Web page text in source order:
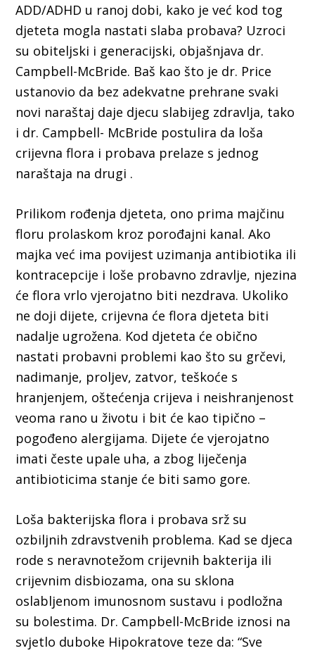
ADD/ADHD u ranoj dobi, kako je već kod tog
djeteta mogla nastati slaba probava? Uzroci
su obiteljski i generacijski, objašnjava dr.
Campbell-McBride. Baš kao što je dr. Price
ustanovio da bez adekvatne prehrane svaki
novi naraštaj daje djecu slabijeg zdravlja, tako
i dr. Campbell- McBride postulira da loša
crijevna flora i probava prelaze s jednog
naraštaja na drugi .
Prilikom rođenja djeteta, ono prima majčinu
floru prolaskom kroz porođajni kanal. Ako
majka već ima povijest uzimanja antibiotika ili
kontracepcije i loše probavno zdravlje, njezina
će flora vrlo vjerojatno biti nezdrava. Ukoliko
ne doji dijete, crijevna će flora djeteta biti
nadalje ugrožena. Kod djeteta će obično
nastati probavni problemi kao što su grčevi,
nadimanje, proljev, zatvor, teškoće s
hranjenjem, oštećenja crijeva i neishranjenost
veoma rano u životu i bit će kao tipično –
pogođeno alergijama. Dijete će vjerojatno
imati česte upale uha, a zbog liječenja
antibioticima stanje će biti samo gore.
Loša bakterijska flora i probava srž su
ozbiljnih zdravstvenih problema. Kad se djeca
rode s neravnotežom crijevnih bakterija ili
crijevnim disbiozama, ona su sklona
oslabljenom imunosnom sustavu i podložna
su bolestima. Dr. Campbell-McBride iznosi na
svjetlo duboke Hipokratove teze da: “Sve